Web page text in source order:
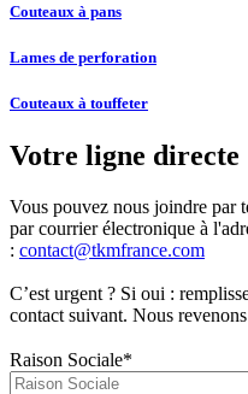
Couteaux à pans
Lames de perforation
Couteaux à touffeter
Votre ligne directe
Vous pouvez nous joindre par
par courrier électronique à
: contact@tkmfrance.com
C’est urgent ? Si oui :
contact suivant. Nous
Raison Sociale*